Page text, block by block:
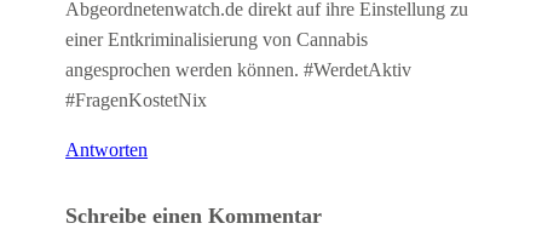
Abgeordnetenwatch.de direkt auf ihre Einstellung zu
einer Entkriminalisierung von Cannabis
angesprochen werden können. #WerdetAktiv
#FragenKostetNix
Antworten
Schreibe einen Kommentar